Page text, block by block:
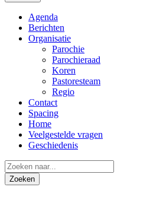
Agenda
Berichten
Organisatie
Parochie
Parochieraad
Koren
Pastoresteam
Regio
Contact
Spacing
Home
Veelgestelde vragen
Geschiedenis